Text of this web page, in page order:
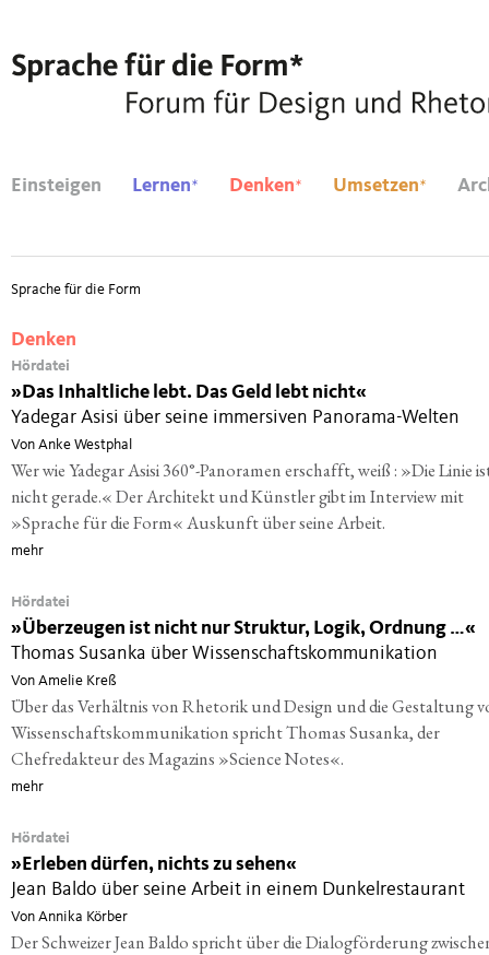
Einsteigen Lernen* Denken* Umsetzen*
Sprache für die Form
Denken
Hördatei
» Das Inhaltliche lebt. Das Geld lebt nicht«
Yadegar Asisi über seine immersiven Panorama-Welten
Von Anke Westphal
Wer wie Yadegar Asisi 360°-Panoramen erschafft, weiß : »Die Linie
nicht gerade.« Der Architekt und Künstler gibt im Interview mit
»Sprache für die Form« Auskunft über seine Arbeit.
mehr
Hördatei
»Überzeugen ist nicht nur Struktur, Logik, Ordnung …«
Thomas Susanka über Wissenschaftskommunikation
Von Amelie Kreß
Über das Verhältnis von Rhetorik und Design und die Gestaltung
Wissenschaftskommunikation spricht Thomas Susanka, der
Chefredakteur des Magazins »Science Notes«.
mehr
Hördatei
» Erleben dürfen, nichts zu sehen«
Jean Baldo über seine Arbeit in einem Dunkelrestaurant
Von Annika Körber
Der Schweizer Jean Baldo spricht über die Dialogförderung